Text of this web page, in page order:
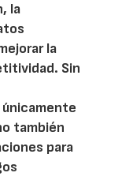
la
la
Sin
también
para